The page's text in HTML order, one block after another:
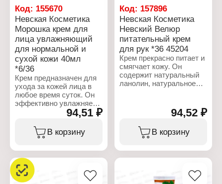
Бренд: Невская
Косметика
Тип товара: Крем для
лица
Название: "Миндальный"
Действие: питает,
повышает упругость,
увлажняет, выравнивает
цвет лица
Активные компоненты:
масла миндаля и оливы,
витамин Е
Тип кожи: для всех типов
Характеристики:
Производитель: Невская
косметика
Бренд: Невская
Косметика
Тип товара: Крем для
лица
Название: "Морковный"
Действие: увлажняет,
витаминизирует,
улучшает цвет лица,
Активные компоненты:
оливковое масло,
витамин Е
чувстительной кожи
Код: 155670
Невская Косметика
Морошка крем для
лица увлажняющий
для нормальной и
сухой кожи 40мл
*6/36
Крем предназначен для
ухода за кожей лица в
любое время суток. Он
эффективно увлажняет,
тонизирует и смягчает
кожу, предотвращая
появление сухости. В его
состав входят
глицерин, аллантоин и
витамин Е. Активные
компоненты защищают
94,51 ₽
В корзину
Код: 157896
Невская Косметика
Невский Велюр
питательный крем
для рук *36 45204
Крем прекрасно питает и
смягчает кожу. Он
содержит натуральный
ланолин, натуральное
комплекс витаминов А,
компоненты устраняют
чувство стянутости,
шероховатость кожи,
придают ей гладкость,
функцию. Крем легко
94,52 ₽
В корзину